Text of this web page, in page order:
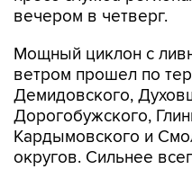
вечером в четверг.
Мощный циклон с
ветром прошел по
Демидовского,
Дорогобужского,
Кардымовского и
округов. Сильнее